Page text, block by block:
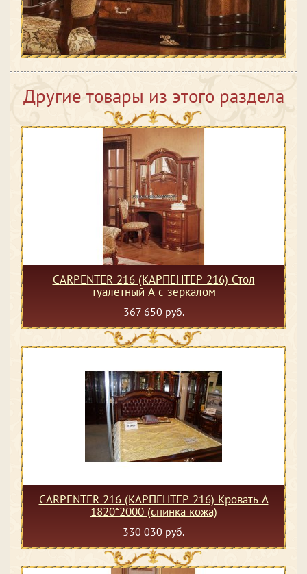
Другие товары из этого раздела
CARPENTER 216 (КАРПЕНТЕР 216) Стол
туалетный А с зеркалом
367 650 руб.
CARPENTER 216 (КАРПЕНТЕР 216) Кровать А
1820*2000 (спинка кожа)
330 030 руб.